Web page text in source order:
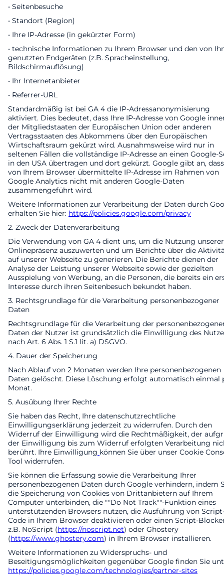
• Seitenbesuche
• Standort (Region)
• Ihre IP-Adresse (in gekürzter Form)
• technische Informationen zu Ihrem Browser und den von
genutzten Endgeräten (z.B. Spracheinstellung,
Bildschirmauflösung)
• Ihr Internetanbieter
• Referrer-URL
Standardmäßig ist bei GA 4 die IP-Adressanonymisierung
aktiviert. Dies bedeutet, dass Ihre IP-Adresse von Google
der Mitgliedstaaten der Europäischen Union oder anderen
Vertragsstaaten des Abkommens über den Europäischen
Wirtschaftsraum gekürzt wird. Ausnahmsweise wird nur in
seltenen Fällen die vollständige IP-Adresse an einen Google-
in den USA übertragen und dort gekürzt. Google gibt an,
von Ihrem Browser übermittelte IP-Adresse im Rahmen von
Google Analytics nicht mit anderen Google-Daten
zusammengeführt wird.
Weitere Informationen zur Verarbeitung der Daten durch
erhalten Sie hier: https://policies.google.com/privacy
2. Zweck der Datenverarbeitung
Die Verwendung von GA 4 dient uns, um die Nutzung unserer
Onlinepräsenz auszuwerten und um Berichte über die
auf unserer Webseite zu generieren. Die Berichte dienen der
Analyse der Leistung unserer Webseite sowie der gezielten
Ausspielung von Werbung, an die Personen, die bereits ein
Interesse durch ihren Seitenbesuch bekundet haben.
3. Rechtsgrundlage für die Verarbeitung personenbezogener
Daten
Rechtsgrundlage für die Verarbeitung der
Daten der Nutzer ist grundsätzlich die Einwilligung des
nach Art. 6 Abs. 1 S.1 lit. a) DSGVO.
4. Dauer der Speicherung
Nach Ablauf von 2 Monaten werden Ihre personenbezogenen
Daten gelöscht. Diese Löschung erfolgt automatisch einmal
Monat.
5. Ausübung Ihrer Rechte
Sie haben das Recht, Ihre datenschutzrechtliche
Einwilligungserklärung jederzeit zu widerrufen. Durch den
Widerruf der Einwilligung wird die Rechtmäßigkeit, der
der Einwilligung bis zum Widerruf erfolgten Verarbeitung
berührt. Ihre Einwilligung können Sie über unser Cookie
Tool widerrufen.
Sie können die Erfassung sowie die Verarbeitung Ihrer
personenbezogenen Daten durch Google verhindern, indem
die Speicherung von Cookies von Drittanbietern auf Ihrem
Computer unterbinden, die ""Do Not Track""-Funktion eines
unterstützenden Browsers nutzen, die Ausführung von
Code in Ihrem Browser deaktivieren oder einen Script-
z.B. NoScript (https://noscript.net) oder Ghostery
(https://www.ghostery.com) in Ihrem Browser installieren.
Weitere Informationen zu Widerspruchs- und
Beseitigungsmöglichkeiten gegenüber Google finden Sie
https://policies.google.com/technologies/partner-sites